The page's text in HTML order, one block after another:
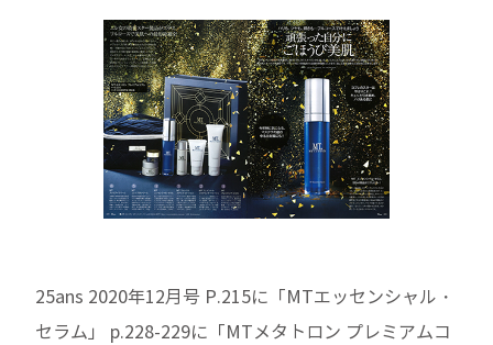
25ans 2020年12月号 P.215に「MTエッセンシャル・
セラム」 p.228-229に「MTメタトロン プレミアムコ